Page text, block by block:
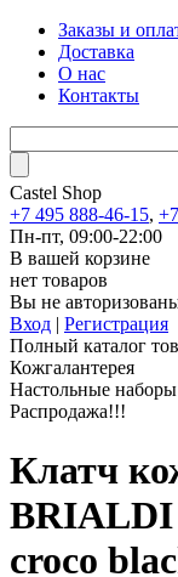
Заказы и
Доставка
О нас
Контакты
Castel Shop
+7 495 888-46-15,
Пн-пт, 09:00-22:00
В вашей корзине
нет товаров
Вы не
Вход | Регистрация
Полный каталог
Кожгалантерея
Настольные наборы
Распродажа!!!
Клатч
BRIALDI
croco